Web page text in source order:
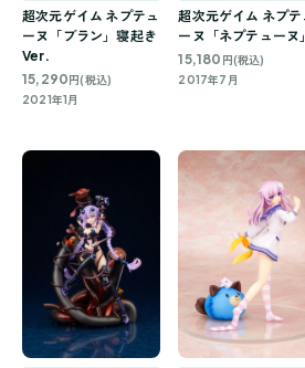
超次元ゲイム ネプテュ
ーヌ「ブラン」寝起き
Ver.
15,290円(税込)
2021年1月
超次元ゲイム ネプテ
ーヌ「ネプテューヌ」
15,180 円(税込)
2017年7月